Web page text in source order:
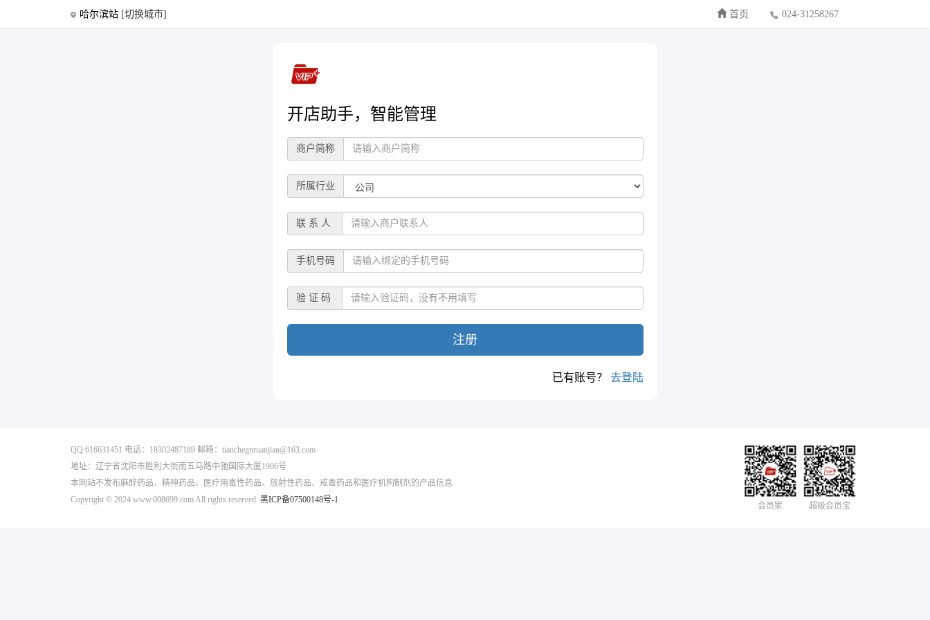
哈尔滨站 [切换城市] 首页 024-31258267
开店助手，智能管理
商户简称
所属行业
联 系 人
手机号码
验 证 码
注册
已有账号？ 去登陆
QQ:616631451 电话：18302487189 邮箱：tianchegnruanjian@163.com
地址：辽宁省沈阳市胜利大街南五马路中驰国际大厦1906号
本网站不发布麻醉药品、精神药品、医疗用毒性药品、放射性药品、戒毒药品和医疗机构制剂的产品信息
Copyright © 2024 www.008699.com All rights reserved. 黑ICP备07500148号-1
超级会员宝
会员家